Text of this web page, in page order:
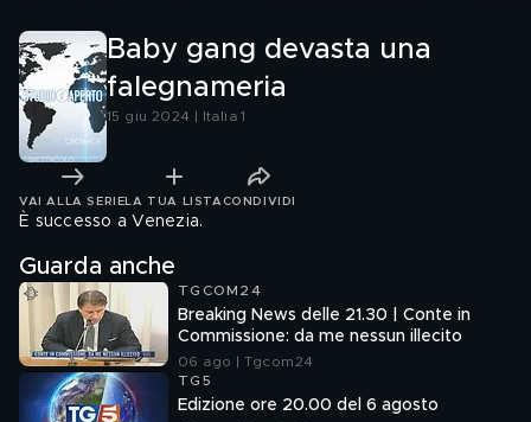
Baby gang devasta una
falegnameria
15 giu 2024 | Italia 1
VAI ALLA SERIE LA TUA LISTA CONDIVIDI
È successo a Venezia.
Guarda anche
TGCOM24
Breaking News delle 21.30 | Conte in
Commissione: da me nessun illecito
06 ago | Tgcom24
TG5
Edizione ore 20.00 del 6 agosto